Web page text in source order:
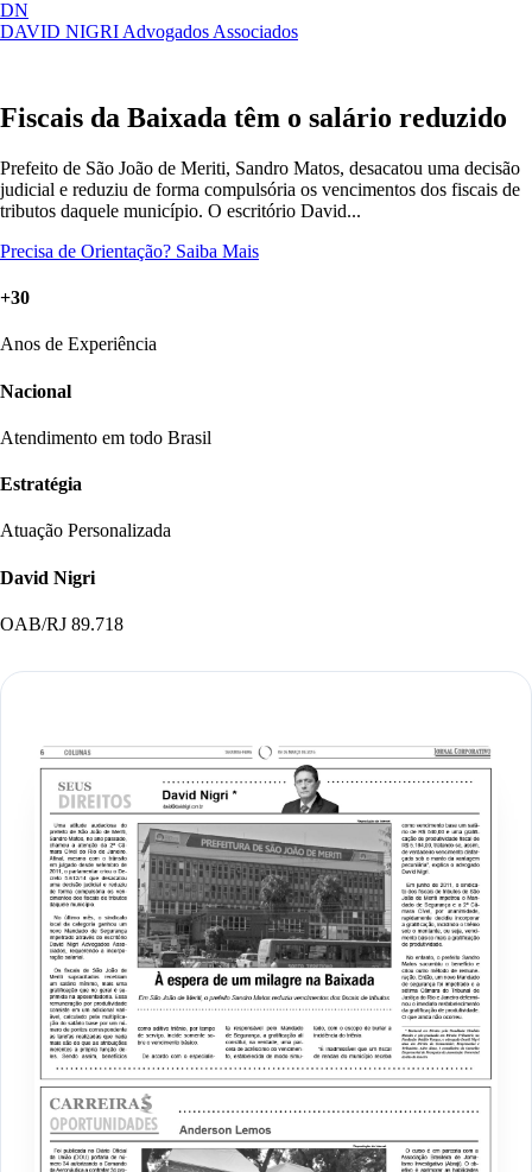
DN
DAVID NIGRI Advogados Associados
Artigos, sentenças, áreas de atuação,
Fiscais da Baixada têm o salário reduzido
Prefeito de São João de Meriti, Sandro Matos, desacatou uma decisão
judicial e reduziu de forma compulsória os vencimentos dos fiscais de
tributos daquele município. O escritório David...
Precisa de Orientação? Saiba Mais
+30
Anos de Experiência
Nacional
Atendimento em todo Brasil
Estratégia
Atuação Personalizada
David Nigri
OAB/RJ 89.718